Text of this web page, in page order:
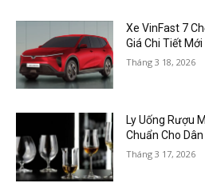
Xe VinFast 7
Giá Chi Tiết
Tháng 3 18, 2026
Ly Uống Rượu
Chuẩn Cho
Tháng 3 17, 2026